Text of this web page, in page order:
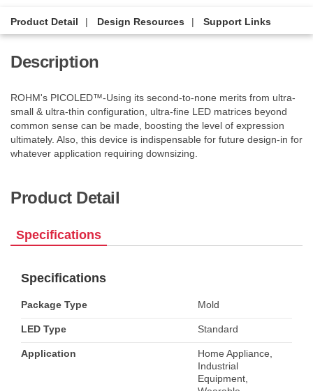
Product Detail Design Resources Support Links
Description
ROHM's PICOLED™-Using its second-to-none merits from ultra-
small & ultra-thin configuration, ultra-fine LED matrices beyond
common sense can be made, boosting the level of expression
ultimately. Also, this device is indispensable for future design-in for
whatever application requiring downsizing.
Product Detail
Specifications
Specifications
Package Type Mold
LED Type Standard
Application
Home Appliance,
Industrial
Equipment,